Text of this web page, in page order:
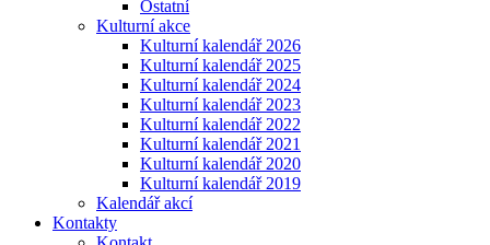
Ostatní
Kulturní akce
Kulturní kalendář 2026
Kulturní kalendář 2025
Kulturní kalendář 2024
Kulturní kalendář 2023
Kulturní kalendář 2022
Kulturní kalendář 2021
Kulturní kalendář 2020
Kulturní kalendář 2019
Kalendář akcí
Kontakty